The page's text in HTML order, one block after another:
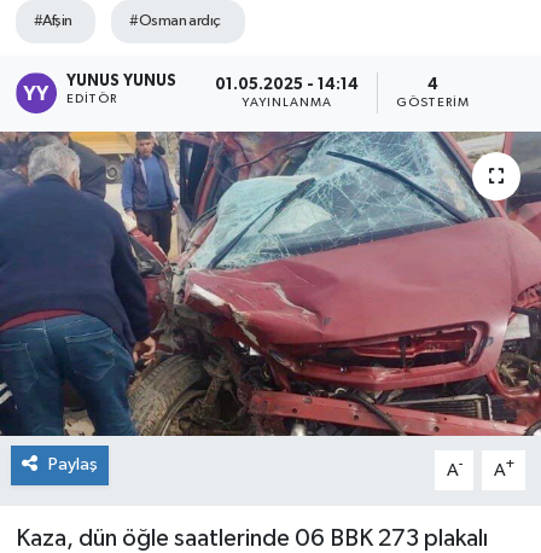
#Afşin #Osman ardıç
YUNUS YUNUS
EDITÖR
01.05.2025 - 14:14
YAYINLANMA
4
GÖSTERIM
Paylaş A- A+
Kaza, dün öğle saatlerinde 06 BBK 273 plakalı